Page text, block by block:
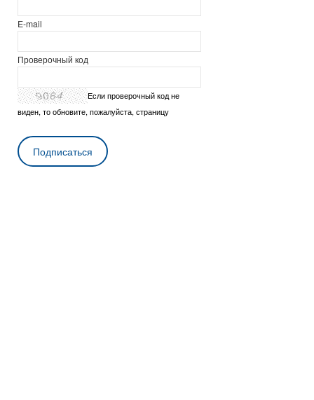
E-mail
Проверочный код
Если проверочный код не
виден, то обновите, пожалуйста, страницу